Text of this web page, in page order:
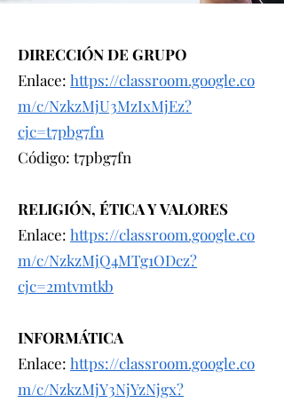
DIRECCIÓN DE GRUPO
Enlace: https://classroom.google.co
m/c/NzkzMjU3MzIxMjEz?
cjc=t7pbg7fn
Código: t7pbg7fn
RELIGIÓN, ÉTICA Y VALORES
Enlace: https://classroom.google.co
m/c/NzkzMjQ4MTg1ODcz?
cjc=2mtvmtkb
INFORMÁTICA
Enlace: https://classroom.google.co
m/c/NzkzMjY3NjYzNjgx?